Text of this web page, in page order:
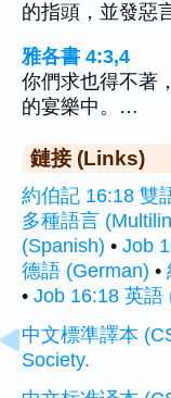
的指頭，並發惡
雅各書 4:3,4
你們求也得不著
的宴樂中。…
鏈接 (Links)
約伯記 16:18 雙
多種語言
(Spanish) • Job
德語 (German) •
• Job 16:18 英語
中文標準譯本
Society.